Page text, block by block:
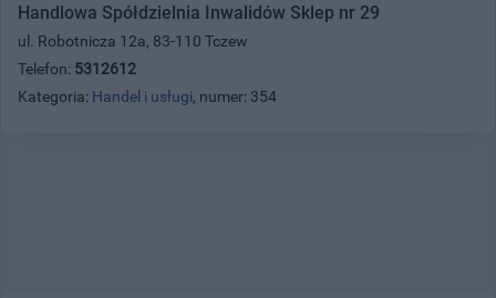
Handlowa Spółdzielnia Inwalidów Sklep nr 29
ul. Robotnicza 12a, 83-110 Tczew
Telefon: 5312612
Kategoria: Handel i usługi, numer: 354